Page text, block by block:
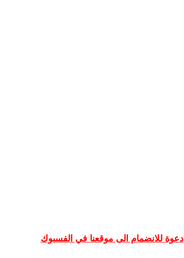
دعوة للانضمام الى موقعنا في الفسبوك